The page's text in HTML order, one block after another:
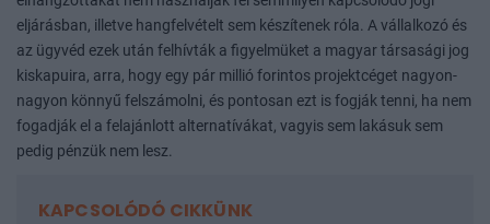
eljárásban, illetve hangfelvételt sem készítenek róla. A vállalkozó és
az ügyvéd ezek után felhívták a figyelmüket a magyar társasági jog
kiskapuira, arra, hogy egy pár millió forintos projektcéget nagyon-
nagyon könnyű felszámolni, és pontosan ezt is fogják tenni, ha nem
fogadják el a felajánlott alternatívákat, vagyis sem lakásuk sem
pedig pénzük nem lesz.
KAPCSOLÓDÓ CIKKÜNK